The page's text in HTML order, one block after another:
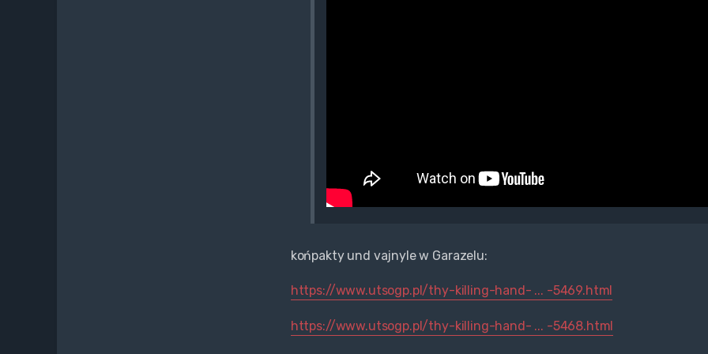
końpakty und vajnyle w Garazelu:
https://www.utsogp.pl/thy-killing-hand- ... -5469.html
https://www.utsogp.pl/thy-killing-hand- ... -5468.html